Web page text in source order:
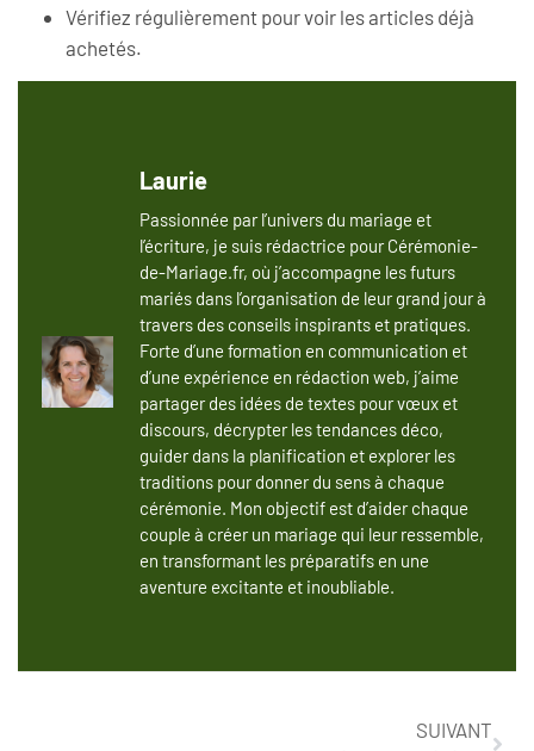
Vérifiez régulièrement pour voir les articles déjà
achetés.
Laurie
Passionnée par l’univers du mariage et
l’écriture, je suis rédactrice pour Cérémonie-
de-Mariage.fr, où j’accompagne les futurs
mariés dans l’organisation de leur grand jour à
travers des conseils inspirants et pratiques.
Forte d’une formation en communication et
d’une expérience en rédaction web, j’aime
partager des idées de textes pour vœux et
discours, décrypter les tendances déco,
guider dans la planification et explorer les
traditions pour donner du sens à chaque
cérémonie. Mon objectif est d’aider chaque
couple à créer un mariage qui leur ressemble,
en transformant les préparatifs en une
aventure excitante et inoubliable.
SUIVANT